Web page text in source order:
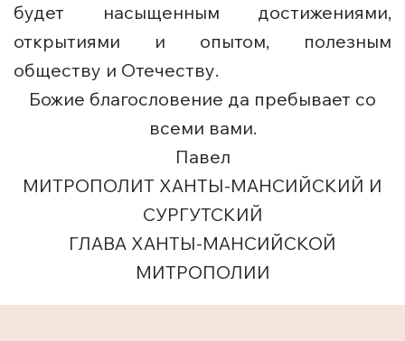
будет насыщенным достижениями,
открытиями и опытом, полезным
обществу и Отечеству.
Божие благословение да пребывает со
всеми вами.
Павел
МИТРОПОЛИТ ХАНТЫ-МАНСИЙСКИЙ И
СУРГУТСКИЙ
ГЛАВА ХАНТЫ-МАНСИЙСКОЙ
МИТРОПОЛИИ